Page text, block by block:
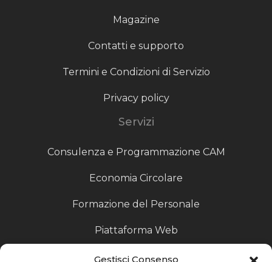
Gestisci Consenso
Magazine
Contatti e supporto
Termini e Condizioni di Servizio
Privacy policy
Servizi
Consulenza e Programmazione CAM
Economia Circolare
Formazione del Personale
Piattaforma Web
Scouting fornitori